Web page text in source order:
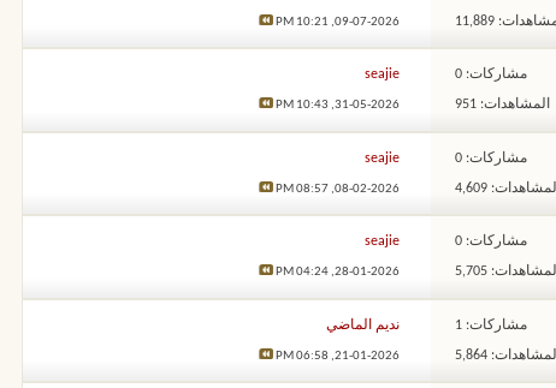
11,889
09-07-2026,
10:21 PM
مشاركات: 0
المشاهدات: 951
seajie
31-05-2026,
10:43 PM
مشاركات: 0
المشاهدات: 4,609
seajie
08-02-2026,
08:57 PM
مشاركات: 0
المشاهدات: 5,705
seajie
28-01-2026,
04:24 PM
مشاركات: 1
المشاهدات: 5,864
نديم الماضي
21-01-2026,
06:58 PM